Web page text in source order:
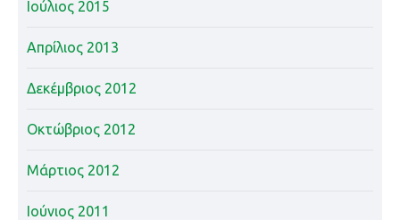
Ιούλιος 2015
Απρίλιος 2013
Δεκέμβριος 2012
Οκτώβριος 2012
Μάρτιος 2012
Ιούνιος 2011